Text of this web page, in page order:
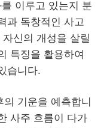
이루고 있는지 분
과 독창적인 사고
신의 개성을 살릴
특징을 활용하여
습니다.
기운을 예측합니
사주 흐름이 다가